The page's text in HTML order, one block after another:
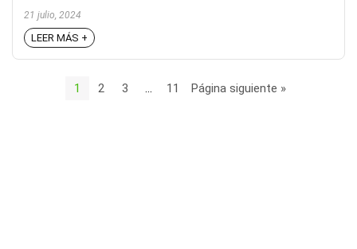
21 julio, 2024
LEER MÁS +
1 2 3 11 Página siguiente »